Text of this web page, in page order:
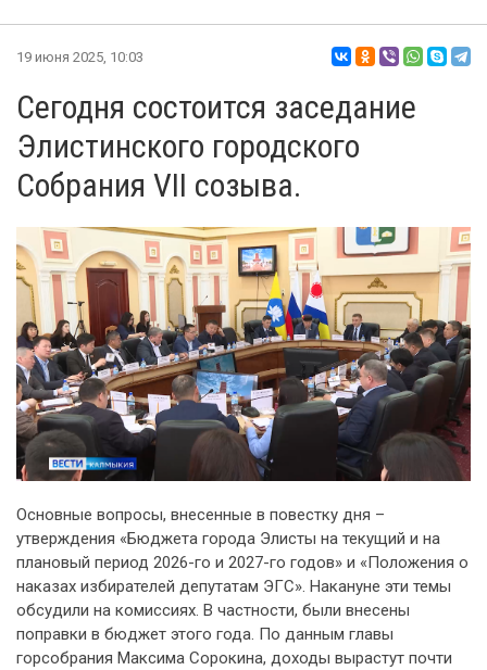
19 июня 2025, 10:03
Сегодня состоится заседание
Элистинского городского
Собрания VII созыва.
Основные вопросы, внесенные в повестку дня –
утверждения «Бюджета города Элисты на текущий и на
плановый период 2026-го и 2027-го годов» и «Положения о
наказах избирателей депутатам ЭГС». Накануне эти темы
обсудили на комиссиях. В частности, были внесены
поправки в бюджет этого года. По данным главы
горсобрания Максима Сорокина, доходы вырастут почти